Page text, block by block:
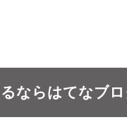
ならはてなブ